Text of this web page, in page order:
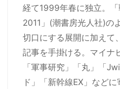
経て1999年春に独立。
2011」(潮書房光人社)の
切口にする展開に加えて
記事を手掛ける。マイナ
「軍事研究」「丸」「
ド」「新幹線EX」などに